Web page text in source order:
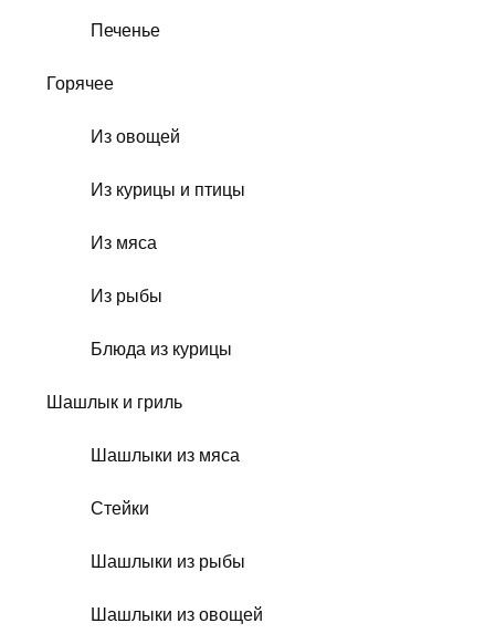
Печенье
Горячее
Из овощей
Из курицы и птицы
Из мяса
Из рыбы
Блюда из курицы
Шашлык и гриль
Шашлыки из мяса
Стейки
Шашлыки из рыбы
Шашлыки из овощей